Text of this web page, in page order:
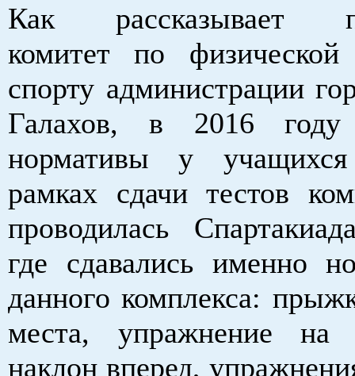
Как рассказывает
комитет по
спорту администрации
Галахов, в 2016 году
нормативы у
рамках сдачи тестов
проводилась
где сдавались именно
данного комплекса:
места, упражнение на
наклон вперед,